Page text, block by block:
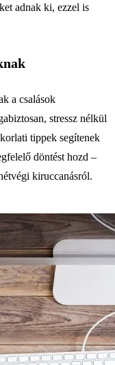
adnak ki, ezzel is
a csalások
stressz nélkül
tippek segítenek
döntést hozd –
kiruccanásról.